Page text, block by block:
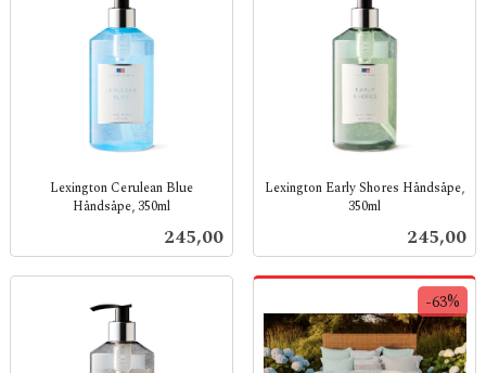
Lexington Cerulean Blue
Håndsåpe, 350ml
Pris
245,00
Lexington Early Shores Håndsåpe,
350ml
Pris
245,00
-63%